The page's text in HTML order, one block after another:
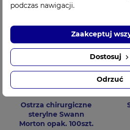
Ostrza chirurgiczne
sterylne Swann
Morton opak. 100szt.
podczas nawigacji.
Odrzuć
Dostosuj
Zaakceptuj